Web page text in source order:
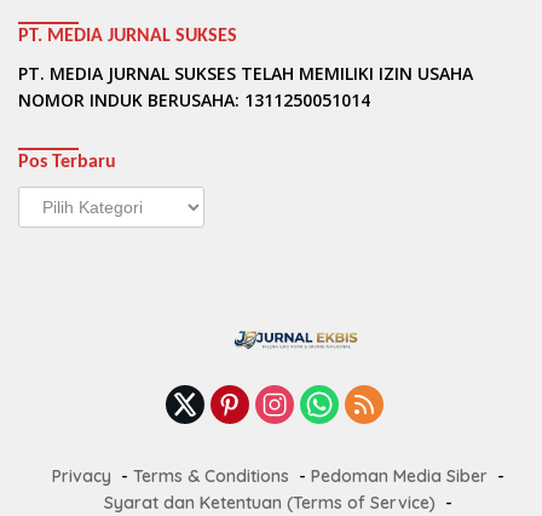
PT. MEDIA JURNAL SUKSES
PT. MEDIA JURNAL SUKSES TELAH MEMILIKI IZIN USAHA
NOMOR INDUK BERUSAHA: 1311250051014
Pos Terbaru
Pos
Terbaru
Privacy Terms & Conditions
Pedoman Media Siber
Syarat dan Ketentuan (Terms of Service)